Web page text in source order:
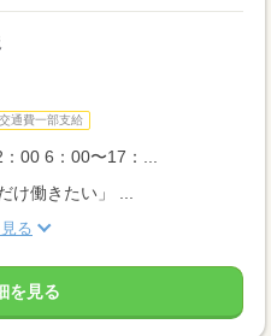
交通費一部支給
00 6：00〜17：...
け働きたい」 ...
る
を見る